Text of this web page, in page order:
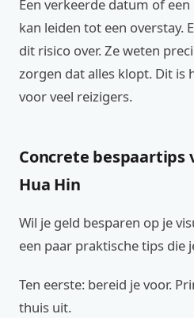
Een verkeerde datum of
kan leiden tot een overstay.
dit risico over. Ze weten
zorgen dat alles klopt. Dit is
voor veel reizigers.
Concrete bespaartips
Hua Hin
Wil je geld besparen op je
een paar praktische tips die
Ten eerste: bereid je voor.
thuis uit.